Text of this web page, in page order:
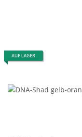
AUF LAGER